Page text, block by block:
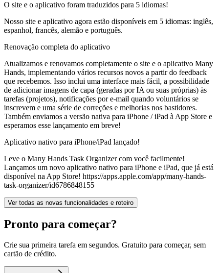
O site e o aplicativo foram traduzidos para 5 idiomas!
Nosso site e aplicativo agora estão disponíveis em 5 idiomas: inglês,
espanhol, francês, alemão e português.
Renovação completa do aplicativo
Atualizamos e renovamos completamente o site e o aplicativo Many
Hands, implementando vários recursos novos a partir do feedback
que recebemos. Isso inclui uma interface mais fácil, a possibilidade
de adicionar imagens de capa (geradas por IA ou suas próprias) às
tarefas (projetos), notificações por e-mail quando voluntários se
inscrevem e uma série de correções e melhorias nos bastidores.
Também enviamos a versão nativa para iPhone / iPad à App Store e
esperamos esse lançamento em breve!
Aplicativo nativo para iPhone/iPad lançado!
Leve o Many Hands Task Organizer com você facilmente!
Lançamos um novo aplicativo nativo para iPhone e iPad, que já está
disponível na App Store! https://apps.apple.com/app/many-hands-
task-organizer/id6786848155
Ver todas as novas funcionalidades e roteiro
Pronto para começar?
Crie sua primeira tarefa em segundos. Gratuito para começar, sem
cartão de crédito.